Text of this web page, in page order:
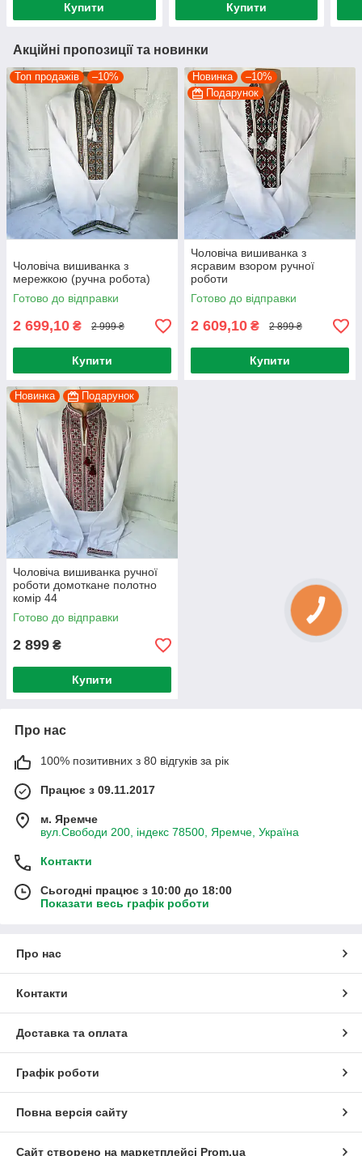
Купити Купити
Акційні пропозиції та новинки
Топ продажів –10%
Чоловіча вишиванка з
мережкою (ручна робота)
Готово до відправки
2 699,10 ₴ 2 999 ₴
Купити
Новинка
–10%
Подарунок
Чоловіча вишиванка з
ясравим взором ручної
роботи
Готово до відправки
2 609,10 ₴ 2 899 ₴
Купити
Новинка Подарунок
Чоловіча вишиванка ручної
роботи домоткане полотно
комір 44
Готово до відправки
2 899 ₴
Купити
Про нас
100% позитивних з 80 відгуків за рік
Працює з 09.11.2017
м. Яремче
вул.Свободи 200, індекс 78500, Яремче, Україна
Контакти
Сьогодні працює з 10:00 до 18:00
Показати весь графік роботи
Про нас
Контакти
Доставка та оплата
Графік роботи
Повна версія сайту
Сайт створено на маркетплейсі Prom.ua